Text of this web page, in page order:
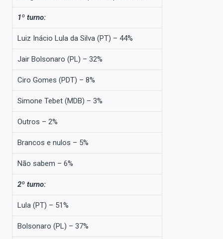
1º turno:
Luiz Inácio Lula da Silva (PT) – 44%
Jair Bolsonaro (PL) – 32%
Ciro Gomes (PDT) – 8%
Simone Tebet (MDB) – 3%
Outros – 2%
Brancos e nulos – 5%
Não sabem – 6%
2º turno:
Lula (PT) – 51%
Bolsonaro (PL) – 37%